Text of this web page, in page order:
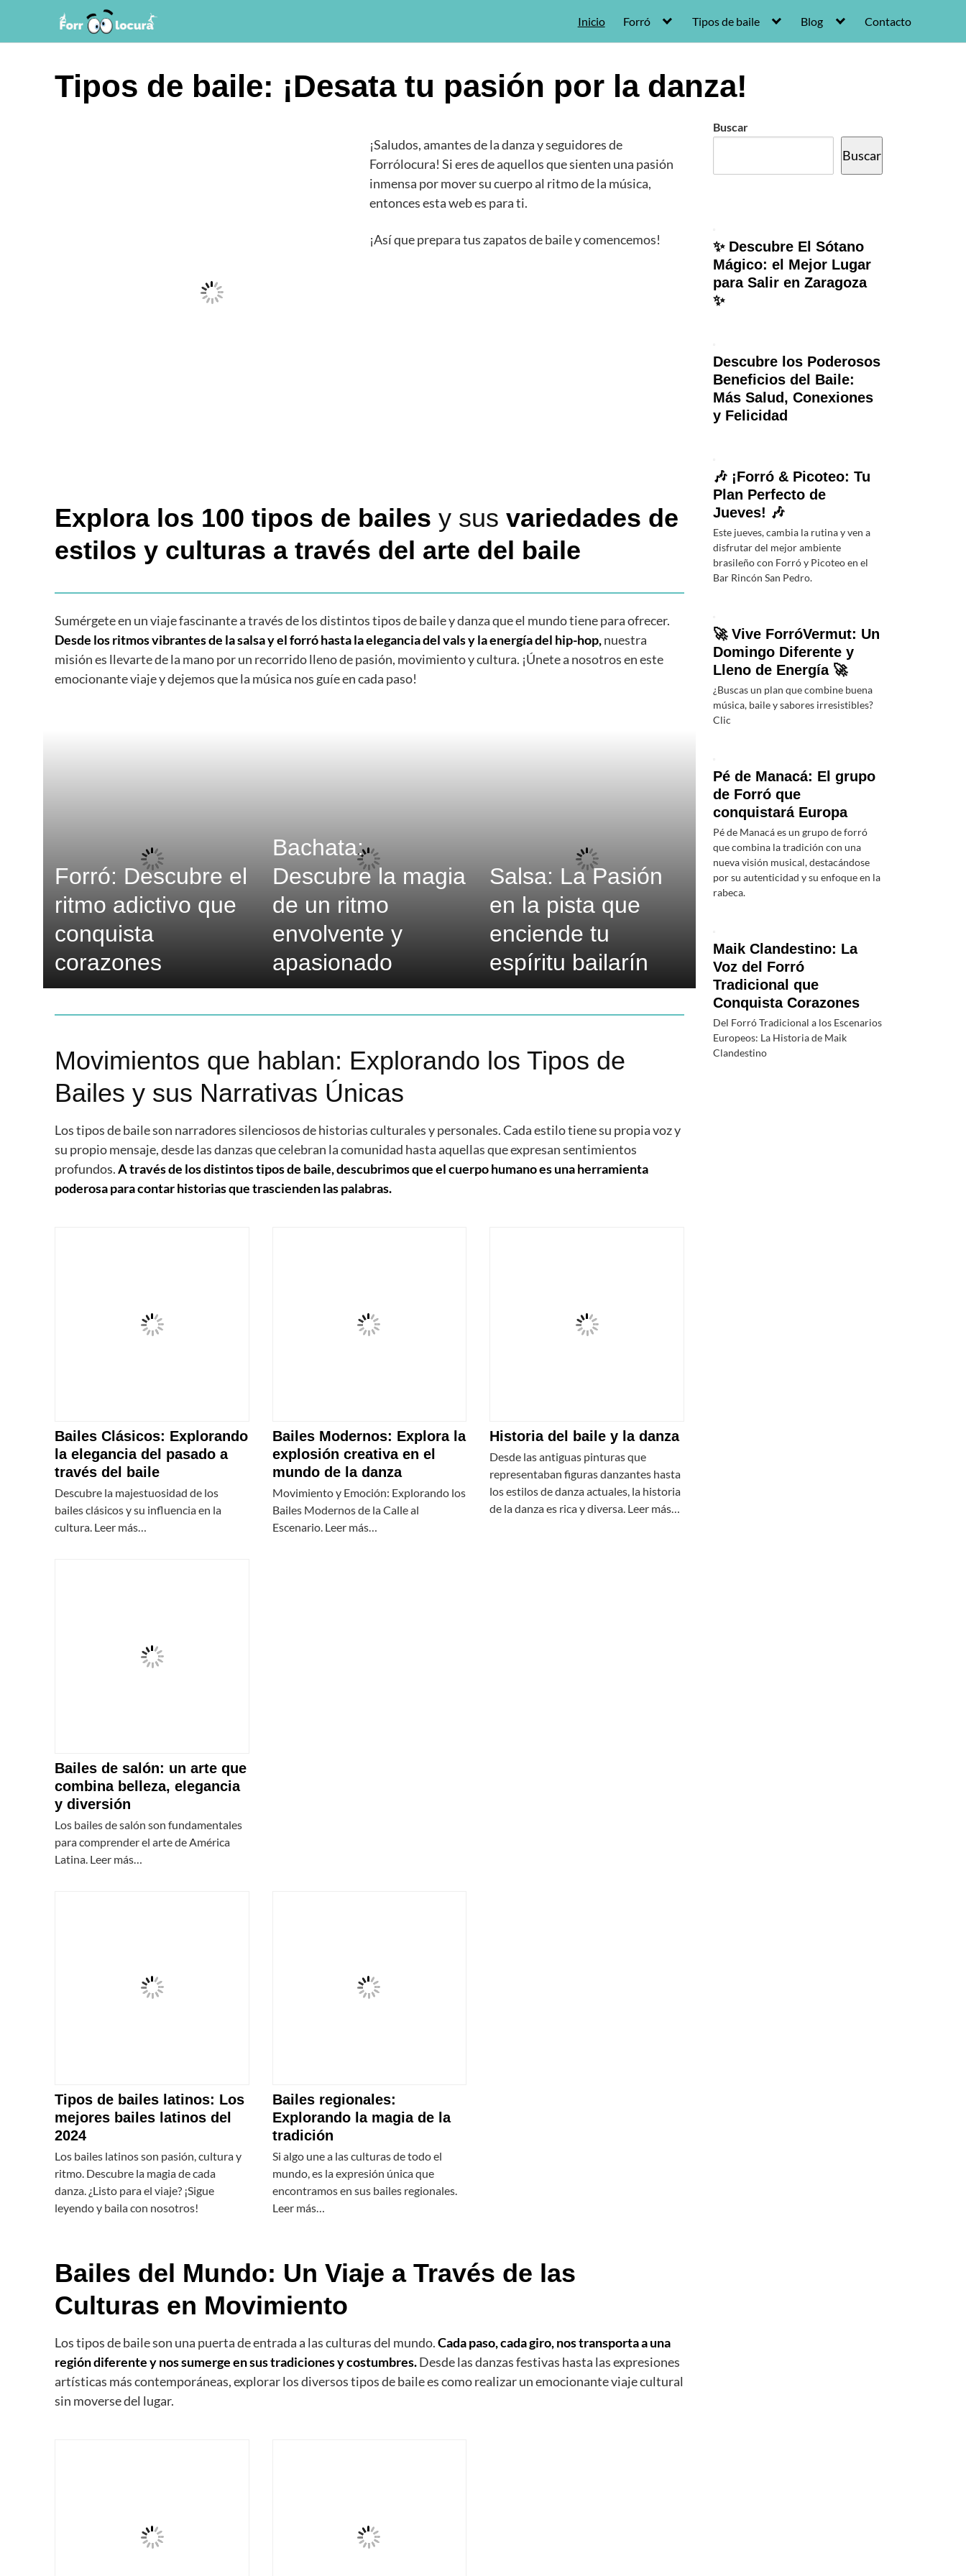
contenido
Inicio Forró Tipos de baile Blog Contacto
Tipos de baile: ¡Desata tu pasión por la danza!
¡Saludos, amantes de la danza y seguidores de
Forrólocura! Si eres de aquellos que sienten una pasión
inmensa por mover su cuerpo al ritmo de la música,
entonces esta web es para ti.
¡Así que prepara tus zapatos de baile y comencemos!
Explora los 100 tipos de bailes y sus variedades de
estilos y culturas a través del arte del baile
Sumérgete en un viaje fascinante a través de los distintos tipos de baile y danza que el mundo tiene para ofrecer.
Desde los ritmos vibrantes de la salsa y el forró hasta la elegancia del vals y la energía del hip-hop,nuestra
misión es llevarte de la mano por un recorrido lleno de pasión, movimiento y cultura. ¡Únete a nosotros en este
emocionante viaje y dejemos que la música nos guíe en cada paso!
Forró: Descubre el
ritmo adictivo que
conquista
corazones
Bachata:
Descubre la magia
de un ritmo
envolvente y
apasionado
Salsa: La Pasión
en la pista que
enciende tu
espíritu bailarín
Movimientos que hablan: Explorando los Tipos de
Bailes y sus Narrativas Únicas
Los tipos de baile son narradores silenciosos de historias culturales y personales. Cada estilo tiene su propia voz y
su propio mensaje, desde las danzas que celebran la comunidad hasta aquellas que expresan sentimientos
profundos.A través de los distintos tipos de baile, descubrimos que el cuerpo humano es una herramienta
poderosa para contar historias que trascienden las palabras.
Bailes Clásicos: Explorando
la elegancia del pasado a
través del baile
Descubre la majestuosidad de los
bailes clásicos y su influencia en la
cultura. Leer más…
Bailes Modernos: Explora la
explosión creativa en el
mundo de la danza
Movimiento y Emoción: Explorando los
Bailes Modernos de la Calle al
Escenario. Leer más…
Historia del baile y la danza
Desde las antiguas pinturas que
representaban figuras danzantes hasta
los estilos de danza actuales, la historia
de la danza es rica y diversa. Leer más…
Bailes de salón: un arte que
combina belleza, elegancia
y diversión
Los bailes de salón son fundamentales
para comprender el arte de América
Latina. Leer más…
Tipos de bailes latinos: Los
mejores bailes latinos del
2024
Los bailes latinos son pasión, cultura y
ritmo. Descubre la magia de cada
danza. ¿Listo para el viaje? ¡Sigue
leyendo y baila con nosotros!
Bailes regionales:
Explorando la magia de la
tradición
Si algo une a las culturas de todo el
mundo, es la expresión única que
encontramos en sus bailes regionales.
Leer más…
Bailes del Mundo: Un Viaje a Través de las
Culturas en Movimiento
Los tipos de baile son una puerta de entrada a las culturas del mundo.Cada paso, cada giro, nos transporta a una
región diferente y nos sumerge en sus tradiciones y costumbres.Desde las danzas festivas hasta las expresiones
artísticas más contemporáneas, explorar los diversos tipos de baile es como realizar un emocionante viaje cultural
sin moverse del lugar.
Buscar
Buscar
✨ Descubre El Sótano
Mágico: el Mejor Lugar
para Salir en Zaragoza
✨
Descubre los Poderosos
Beneficios del Baile:
Más Salud, Conexiones
y Felicidad
🎶 ¡Forró & Picoteo: Tu
Plan Perfecto de
Jueves! 🎶
Este jueves, cambia la rutina y ven a
disfrutar del mejor ambiente
brasileño con Forró y Picoteo en el
Bar Rincón San Pedro.
🚀 Vive ForróVermut: Un
Domingo Diferente y
Lleno de Energía 🚀
¿Buscas un plan que combine buena
música, baile y sabores irresistibles?
Clic
Pé de Manacá: El grupo
de Forró que
conquistará Europa
Pé de Manacá es un grupo de forró
que combina la tradición con una
nueva visión musical, destacándose
por su autenticidad y su enfoque en la
rabeca.
Maik Clandestino: La
Voz del Forró
Tradicional que
Conquista Corazones
Del Forró Tradicional a los Escenarios
Europeos: La Historia de Maik
Clandestino